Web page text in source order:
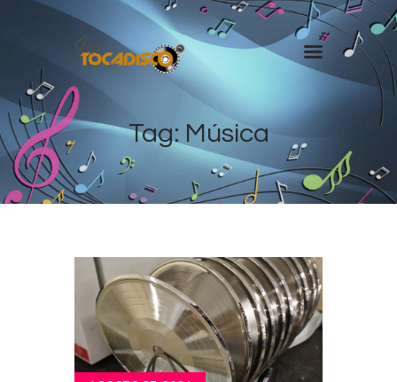
Tag: Música
Inicio
Radio Shows
Equipo de Djs
Programación
Noticias